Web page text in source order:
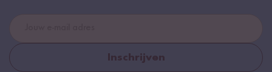
Inschrijven